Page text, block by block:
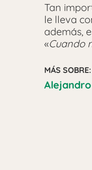
Tan
le lleva
además,
«Cuando
MÁS SOBRE: